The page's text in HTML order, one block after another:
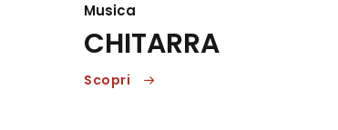
Musica
CHITARRA
Scopri